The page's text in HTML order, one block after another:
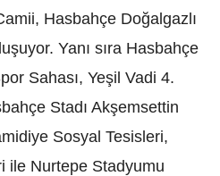
Hasbahçe Doğalgazlı
Yanı sıra Hasbahçe
Sahası, Yeşil Vadi 4.
Stadı Akşemsettin
Sosyal Tesisleri,
ile Nurtepe Stadyumu